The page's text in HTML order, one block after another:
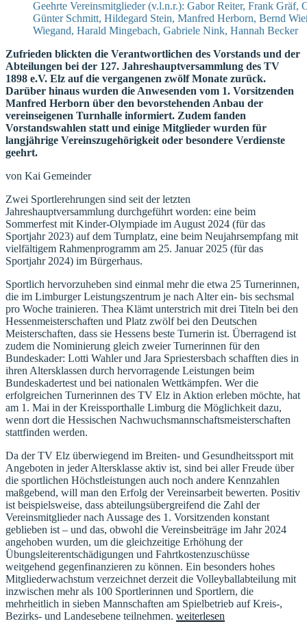
Geehrte Vereinsmitglieder (v.l.n.r.): Gabor Reiter, Frank Gräf,
Günter Schmitt, Hildegard Stein, Manfred Herborn, Bernd
Wiegand, Harald Mingebach, Gabriele Nink, Hannah Becker
Zufrieden blickten die Verantwortlichen des Vorstands und der
Abteilungen bei der 127. Jahreshauptversammlung des TV
1898 e.V. Elz auf die vergangenen zwölf Monate zurück.
Darüber hinaus wurden die Anwesenden vom 1. Vorsitzenden
Manfred Herborn über den bevorstehenden Anbau der
vereinseigenen Turnhalle informiert. Zudem fanden
Vorstandswahlen statt und einige Mitglieder wurden für
langjährige Vereinszugehörigkeit oder besondere Verdienste
geehrt.
von Kai Gemeinder
Zwei Sportlerehrungen sind seit der letzten
Jahreshauptversammlung durchgeführt worden: eine beim
Sommerfest mit Kinder-Olympiade im August 2024 (für das
Sportjahr 2023) auf dem Turnplatz, eine beim Neujahrsempfang mit
vielfältigem Rahmenprogramm am 25. Januar 2025 (für das
Sportjahr 2024) im Bürgerhaus.
Sportlich hervorzuheben sind einmal mehr die etwa 25 Turnerinnen,
die im Limburger Leistungszentrum je nach Alter ein- bis sechsmal
pro Woche trainieren. Thea Klämt unterstrich mit drei Titeln bei den
Hessenmeisterschaften und Platz zwölf bei den Deutschen
Meisterschaften, dass sie Hessens beste Turnerin ist. Überragend ist
zudem die Nominierung gleich zweier Turnerinnen für den
Bundeskader: Lotti Wahler und Jara Spriestersbach schafften dies in
ihren Altersklassen durch hervorragende Leistungen beim
Bundeskadertest und bei nationalen Wettkämpfen. Wer die
erfolgreichen Turnerinnen des TV Elz in Aktion erleben möchte, hat
am 1. Mai in der Kreissporthalle Limburg die Möglichkeit dazu,
wenn dort die Hessischen Nachwuchsmannschaftsmeisterschaften
stattfinden werden.
Da der TV Elz überwiegend im Breiten- und Gesundheitssport mit
Angeboten in jeder Altersklasse aktiv ist, sind bei aller Freude über
die sportlichen Höchstleistungen auch noch andere Kennzahlen
maßgebend, will man den Erfolg der Vereinsarbeit bewerten. Positiv
ist beispielsweise, dass abteilungsübergreifend die Zahl der
Vereinsmitglieder nach Aussage des 1. Vorsitzenden konstant
geblieben ist – und das, obwohl die Vereinsbeiträge im Jahr 2024
angehoben wurden, um die gleichzeitige Erhöhung der
Übungsleiterentschädigungen und Fahrtkostenzuschüsse
weitgehend gegenfinanzieren zu können. Ein besonders hohes
Mitgliederwachstum verzeichnet derzeit die Volleyballabteilung mit
inzwischen mehr als 100 Sportlerinnen und Sportlern, die
mehrheitlich in sieben Mannschaften am Spielbetrieb auf Kreis-,
Bezirks- und Landesebene teilnehmen. „JHV
weiterlesen